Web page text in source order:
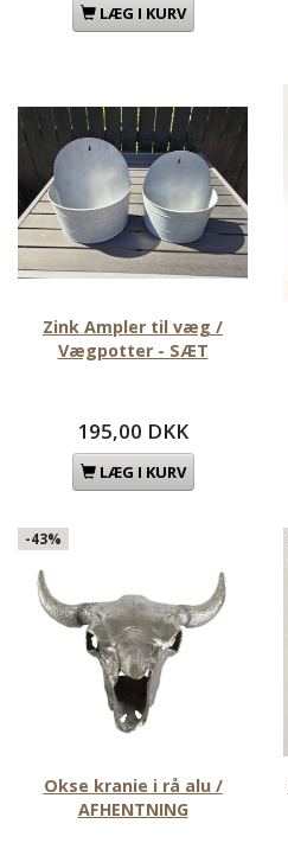
LÆG I KURV
Zink Ampler til væg /
Vægpotter - SÆT
195,00 DKK
LÆG I KURV
-43%
Okse kranie i rå alu /
AFHENTNING